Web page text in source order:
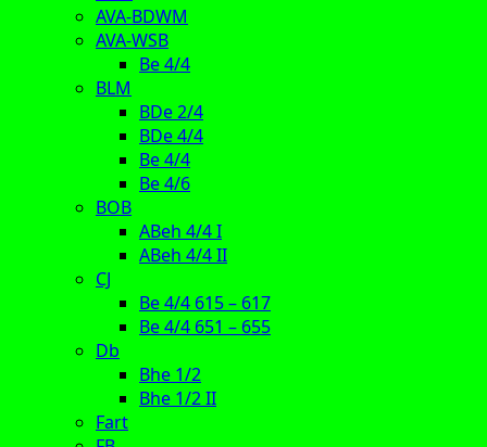
AVA-BDWM
AVA-WSB
Be 4/4
BLM
BDe 2/4
BDe 4/4
Be 4/4
Be 4/6
BOB
ABeh 4/4 I
ABeh 4/4 II
CJ
Be 4/4 615 – 617
Be 4/4 651 – 655
Db
Bhe 1/2
Bhe 1/2 II
Fart